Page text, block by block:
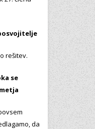
rešitev.
se
da